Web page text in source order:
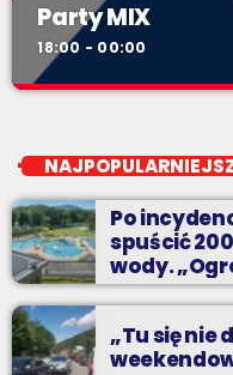
Party MIX
18:00 - 00:00
Planujesz domową
sobotnią imprezą? Masz
najlepszych
Po
spuścić
wody.
praca”
„Tu się nie